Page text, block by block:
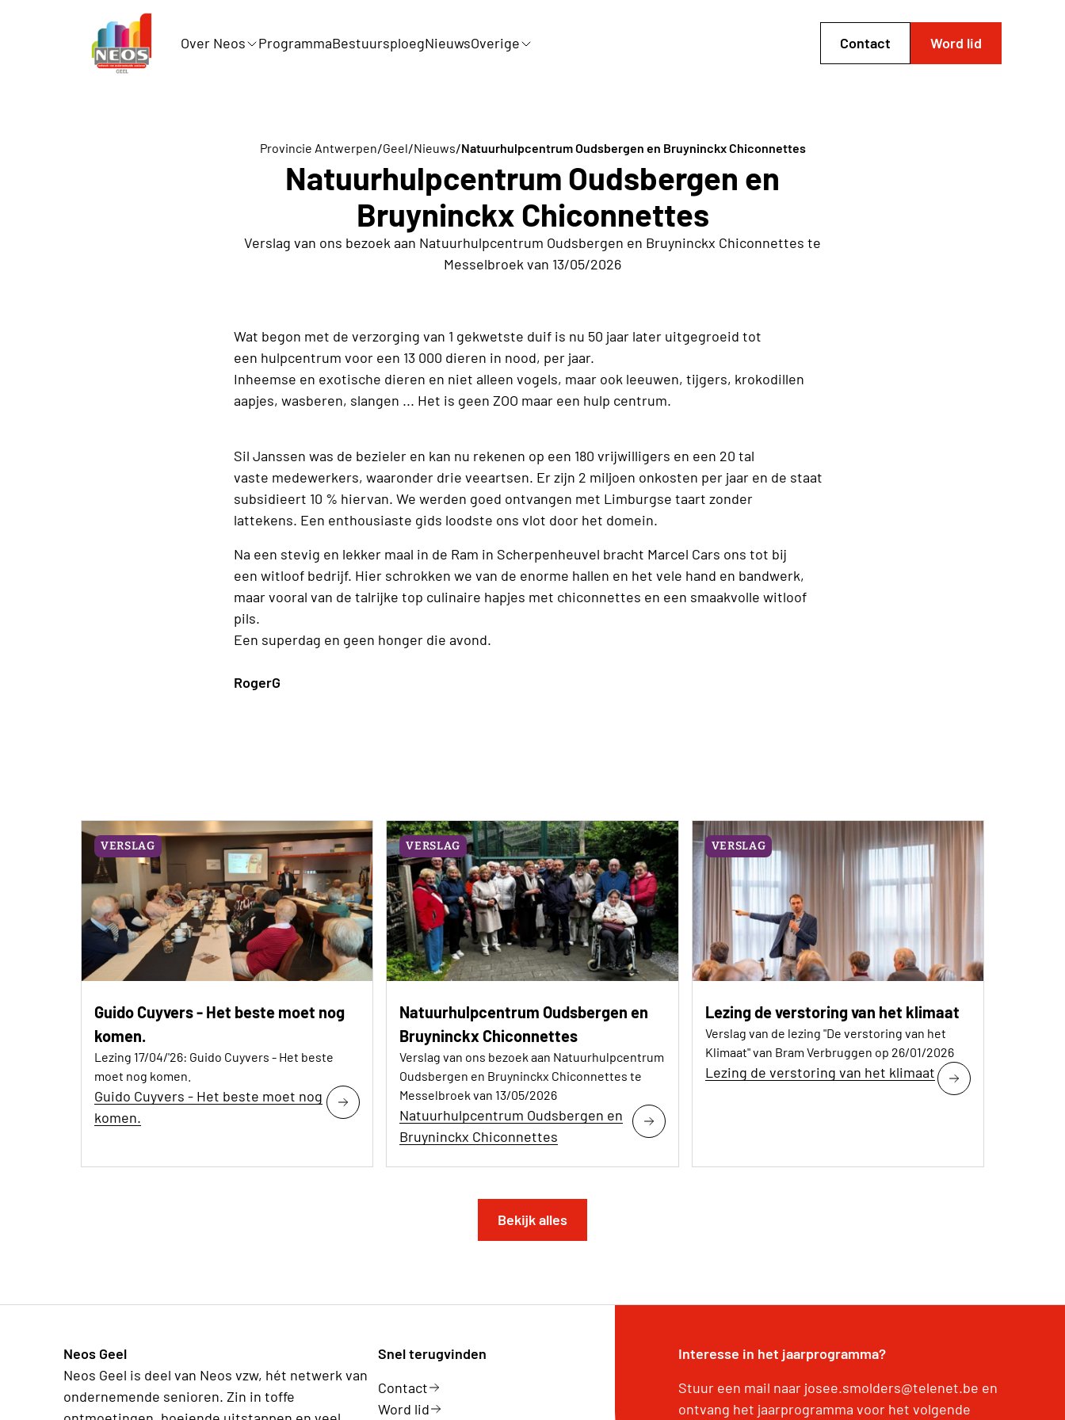
Over Neos ProgrammaBestuursploegNieuwsOverige Contact Word lid
Provincie Antwerpen/Geel/Nieuws/Natuurhulpcentrum Oudsbergen en Bruyninckx Chiconnettes
Natuurhulpcentrum Oudsbergen en
Bruyninckx Chiconnettes
Verslag van ons bezoek aan Natuurhulpcentrum Oudsbergen en Bruyninckx Chiconnettes te
Messelbroek van 13/05/2026
Wat begon met de verzorging van 1 gekwetste duif is nu 50 jaar later uitgegroeid tot
een hulpcentrum voor een 13 000 dieren in nood, per jaar.
Inheemse en exotische dieren en niet alleen vogels, maar ook leeuwen, tijgers, krokodillen
aapjes, wasberen, slangen ... Het is geen ZOO maar een hulp centrum.
Sil Janssen was de bezieler en kan nu rekenen op een 180 vrijwilligers en een 20 tal
vaste medewerkers, waaronder drie veeartsen. Er zijn 2 miljoen onkosten per jaar en de staat
subsidieert 10 % hiervan. We werden goed ontvangen met Limburgse taart zonder
lattekens. Een enthousiaste gids loodste ons vlot door het domein.
Na een stevig en lekker maal in de Ram in Scherpenheuvel bracht Marcel Cars ons tot bij
een witloof bedrijf. Hier schrokken we van de enorme hallen en het vele hand en bandwerk,
maar vooral van de talrijke top culinaire hapjes met chiconnettes en een smaakvolle witloof
pils.
Een superdag en geen honger die avond.
RogerG
VERSLAG
Guido Cuyvers - Het beste moet nog
komen.
Lezing 17/04/'26: Guido Cuyvers - Het beste
moet nog komen.
Guido Cuyvers - Het beste moet nog
komen.
VERSLAG
Natuurhulpcentrum Oudsbergen en
Bruyninckx Chiconnettes
Verslag van ons bezoek aan Natuurhulpcentrum
Oudsbergen en Bruyninckx Chiconnettes te
Messelbroek van 13/05/2026
Natuurhulpcentrum Oudsbergen en
Bruyninckx Chiconnettes
VERSLAG
Lezing de verstoring van het klimaat
Verslag van de lezing "De verstoring van het
Klimaat" van Bram Verbruggen op 26/01/2026
Lezing de verstoring van het klimaat
Bekijk alles
Neos Geel
Neos Geel is deel van Neos vzw, hét netwerk van
ondernemende senioren. Zin in toffe
Snel terugvinden
Contact
Word lid
Interesse in het jaarprogramma?
Stuur een mail naar josee.smolders@telenet.be en
ontvang het jaarprogramma voor het volgende